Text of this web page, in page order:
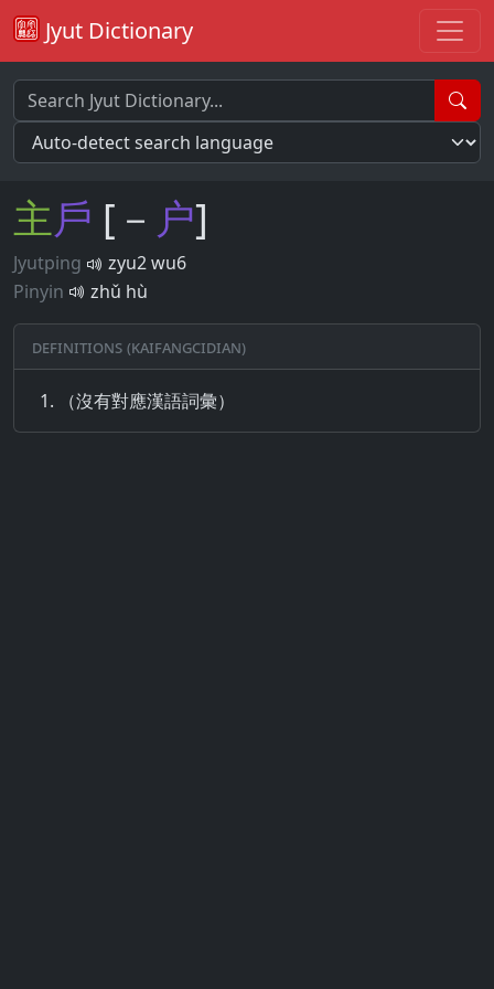
Jyut Dictionary
主戶 [－ 户]
Jyutping
zyu2 wu6
Pinyin
zhǔ hù
Definitions (Kaifangcidian)
（沒有對應漢語詞彙）